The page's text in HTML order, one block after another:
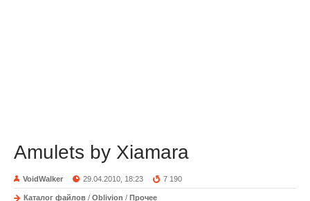
Amulets by Xiamara
VoidWalker 29.04.2010, 18:23 7 190
Каталог файлов / Oblivion / Прочее